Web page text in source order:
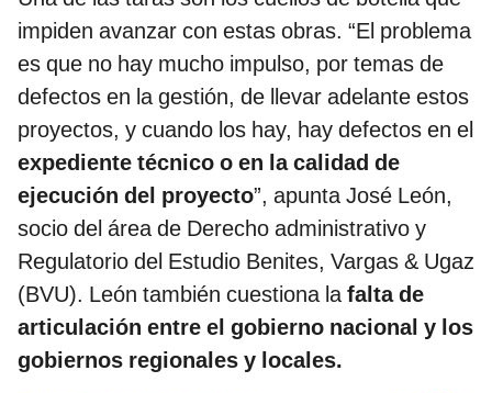
impiden avanzar con estas obras. “El problema
es que no hay mucho impulso, por temas de
defectos en la gestión, de llevar adelante estos
proyectos, y cuando los hay, hay defectos en el
expediente técnico o en la calidad de
ejecución del proyecto”, apunta José León,
socio del área de Derecho administrativo y
Regulatorio del Estudio Benites, Vargas & Ugaz
(BVU). León también cuestiona la falta de
articulación entre el gobierno nacional y los
gobiernos regionales y locales.